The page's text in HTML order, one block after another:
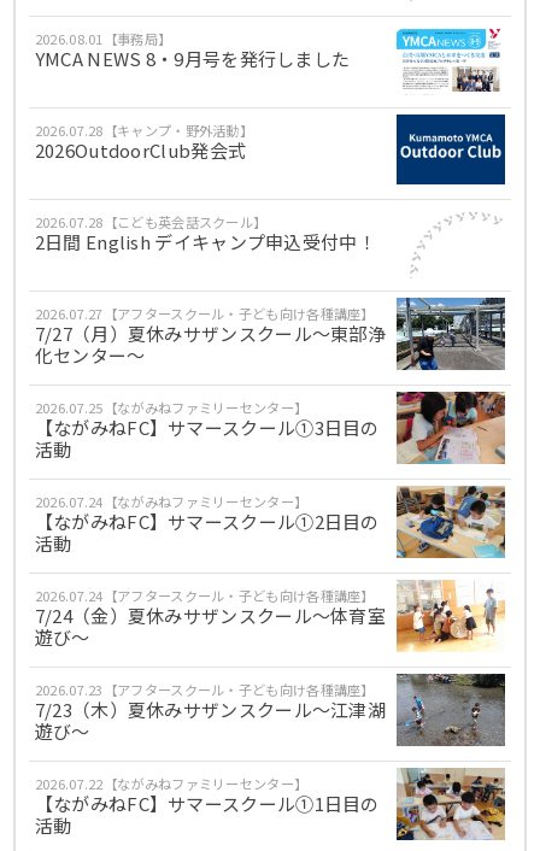
2026.08.01【事務局】
YMCA NEWS 8・9月号を発行しました
2026.07.28【キャンプ・野外活動】
2026OutdoorClub発会式
2026.07.28【こども英会話スクール】
2日間 English デイキャンプ申込受付中！
2026.07.27【アフタースクール・子ども向け各種講座】
7/27（月）夏休みサザンスクール～東部浄
化センター～
2026.07.25【ながみねファミリーセンター】
【ながみねFC】サマースクール①3日目の
活動
2026.07.24【ながみねファミリーセンター】
【ながみねFC】サマースクール①2日目の
活動
2026.07.24【アフタースクール・子ども向け各種講座】
7/24（金）夏休みサザンスクール～体育室
遊び～
2026.07.23【アフタースクール・子ども向け各種講座】
7/23（木）夏休みサザンスクール～江津湖
遊び～
2026.07.22【ながみねファミリーセンター】
【ながみねFC】サマースクール①1日目の
活動